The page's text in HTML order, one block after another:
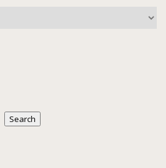
Search